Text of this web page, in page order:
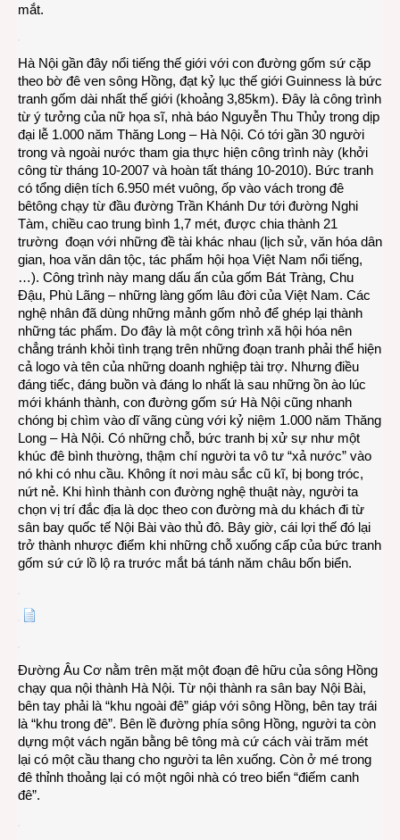
mắt.
Hà Nội gần đây nổi tiếng thế giới với con đường gốm sứ cặp
theo bờ đê ven sông Hồng, đạt kỷ lục thế giới Guinness là bức
tranh gốm dài nhất thế giới (khoảng 3,85km). Đây là công trình
từ ý tưởng của nữ họa sĩ, nhà báo Nguyễn Thu Thủy trong dịp
đại lễ 1.000 năm Thăng Long – Hà Nội. Có tới gần 30 người
trong và ngoài nước tham gia thực hiện công trình này (khởi
công từ tháng 10-2007 và hoàn tất tháng 10-2010). Bức tranh
có tổng diện tích 6.950 mét vuông, ốp vào vách trong đê
bêtông chạy từ đầu đường Trần Khánh Dư tới đường Nghi
Tàm, chiều cao trung bình 1,7 mét, được chia thành 21
trường đoạn với những đề tài khác nhau (lịch sử, văn hóa dân
gian, hoa văn dân tộc, tác phẩm hội họa Việt Nam nổi tiếng,
…). Công trình này mang dấu ấn của gốm Bát Tràng, Chu
Đậu, Phù Lãng – những làng gốm lâu đời của Việt Nam. Các
nghệ nhân đã dùng những mảnh gốm nhỏ để ghép lại thành
những tác phẩm. Do đây là một công trình xã hội hóa nên
chẳng tránh khỏi tình trạng trên những đoạn tranh phải thể hiện
cả logo và tên của những doanh nghiệp tài trợ. Nhưng điều
đáng tiếc, đáng buồn và đáng lo nhất là sau những ồn ào lúc
mới khánh thành, con đường gốm sứ Hà Nội cũng nhanh
chóng bị chìm vào dĩ vãng cùng với kỷ niệm 1.000 năm Thăng
Long – Hà Nội. Có những chỗ, bức tranh bị xử sự như một
khúc đê bình thường, thậm chí người ta vô tư “xả nước” vào
nó khi có nhu cầu. Không ít nơi màu sắc cũ kĩ, bị bong tróc,
nứt nẻ. Khi hình thành con đường nghệ thuật này, người ta
chọn vị trí đắc địa là dọc theo con đường mà du khách đi từ
sân bay quốc tế Nội Bài vào thủ đô. Bây giờ, cái lợi thế đó lại
trở thành nhược điểm khi những chỗ xuống cấp của bức tranh
gốm sứ cứ lồ lộ ra trước mắt bá tánh năm châu bốn biển.
Đường Âu Cơ nằm trên mặt một đoạn đê hữu của sông Hồng
chạy qua nội thành Hà Nội. Từ nội thành ra sân bay Nội Bài,
bên tay phải là “khu ngoài đê” giáp với sông Hồng, bên tay trái
là “khu trong đê”. Bên lề đường phía sông Hồng, người ta còn
dựng một vách ngăn bằng bê tông mà cứ cách vài trăm mét
lại có một cầu thang cho người ta lên xuống. Còn ở mé trong
đê thỉnh thoảng lại có một ngôi nhà có treo biển “điếm canh
đê”.